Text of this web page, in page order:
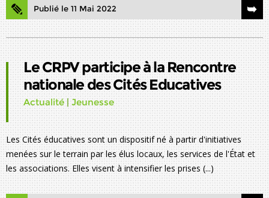
Publié le 11 Mai 2022
Le CRPV participe à la Rencontre
nationale des Cités Educatives
Actualité | Jeunesse
Les Cités éducatives sont un dispositif né à partir d'initiatives
menées sur le terrain par les élus locaux, les services de l'État et
les associations. Elles visent à intensifier les prises (...)